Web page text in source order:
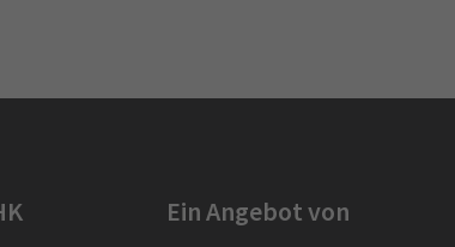
Ein Angebot von